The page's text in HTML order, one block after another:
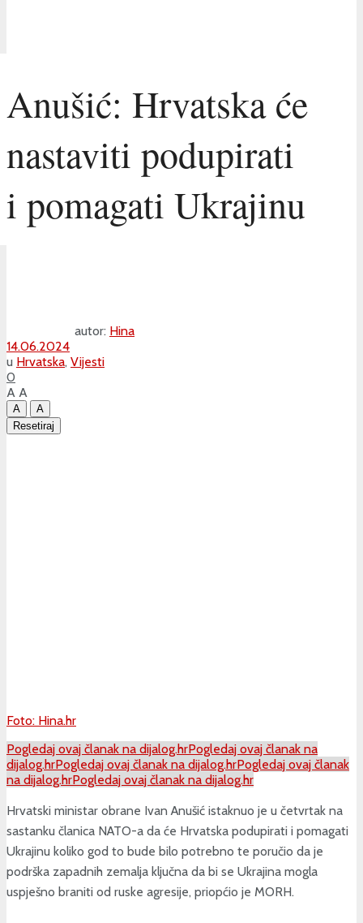
Anušić: Hrvatska će
nastaviti podupirati
i pomagati Ukrajinu
autor: Hina
14.06.2024
u Hrvatska, Vijesti
0
A A
A
A
Resetiraj
Foto: Hina.hr
Pogledaj ovaj članak na dijalog.hrPogledaj ovaj članak na
dijalog.hrPogledaj ovaj članak na dijalog.hrPogledaj ovaj članak
na dijalog.hrPogledaj ovaj članak na dijalog.hr
Hrvatski ministar obrane Ivan Anušić istaknuo je u četvrtak na
sastanku članica NATO-a da će Hrvatska podupirati i pomagati
Ukrajinu koliko god to bude bilo potrebno te poručio da je
podrška zapadnih zemalja ključna da bi se Ukrajina mogla
uspješno braniti od ruske agresije, priopćio je MORH.